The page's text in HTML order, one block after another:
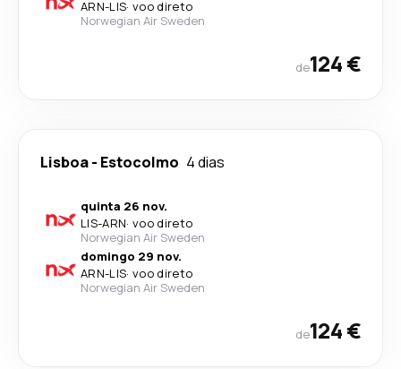
ARN-LIS· voo direto
Norwegian Air Sweden
de124 €
Lisboa- Estocolmo 4 dias
quinta 26 nov.
LIS-ARN· voo direto
Norwegian Air Sweden
domingo 29 nov.
ARN-LIS· voo direto
Norwegian Air Sweden
de124 €